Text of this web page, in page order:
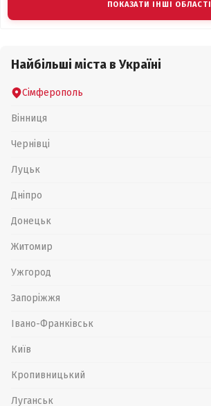
ПОКАЗАТИ ІНШІ ОБЛАСТІ
Найбільші міста в Україні
Сімферополь
Вінниця
Чернівці
Луцьк
Дніпро
Донецьк
Житомир
Ужгород
Запоріжжя
Івано-Франківськ
Київ
Кропивницький
Луганськ